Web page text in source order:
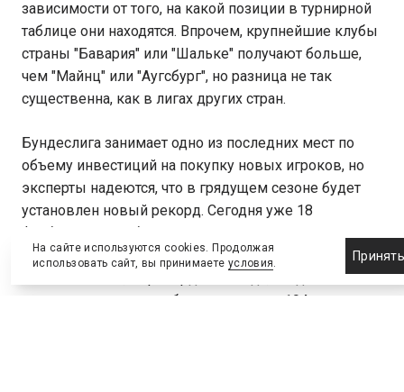
зависимости от того, на какой позиции в турнирной
таблице они находятся. Впрочем, крупнейшие клубы
страны "Бавария" или "Шальке" получают больше,
чем "Майнц" или "Аугсбург", но разница не так
существенна, как в лигах других стран.
Бундеслига занимает одно из последних мест по
объему инвестиций на покупку новых игроков, но
эксперты надеются, что в грядущем сезоне будет
установлен новый рекорд. Сегодня уже 18
футбольных клубов Германии купили новых
игроков на 186 млн евро. Если руководство клубов
покупку спортсменов было потрачено 194 млн евро,
На сайте используются cookies. Продолжая
использовать сайт, вы принимаете условия.
Принять